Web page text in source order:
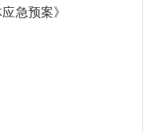
急预案》